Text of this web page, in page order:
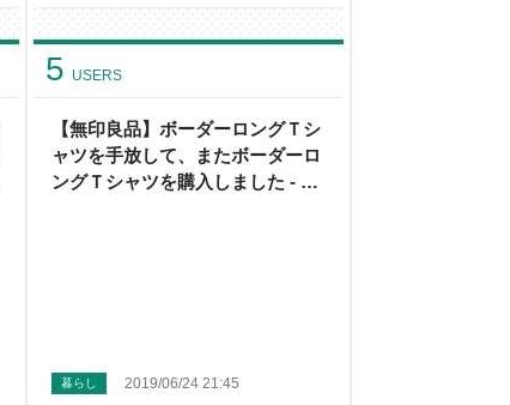
【無印良品】ボーダーロングＴシ
ャツを手放して、またボーダーロ
ングＴシャツを購入しました - こ
5 USERS
暮らし 2019/06/24 21:45